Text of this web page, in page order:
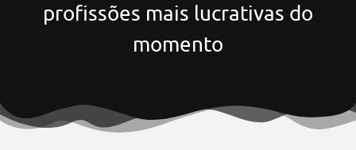
profissões mais lucrativas do
momento